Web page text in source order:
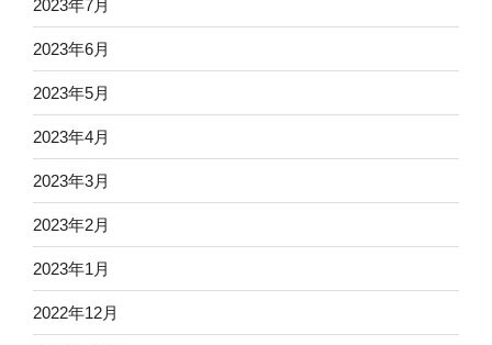
2023年7月
2023年6月
2023年5月
2023年4月
2023年3月
2023年2月
2023年1月
2022年12月